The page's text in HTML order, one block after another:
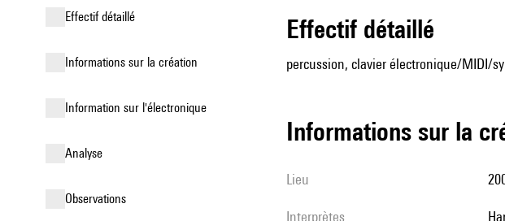
effectif détaillé
informations sur la création
Information sur l'électronique
analyse
observations
effectif détaillé
percussion, clavier électronique/MIDI/
informations sur la
lieu
interprètes